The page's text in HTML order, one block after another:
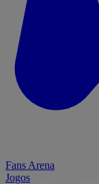
Fans Arena
Jogos